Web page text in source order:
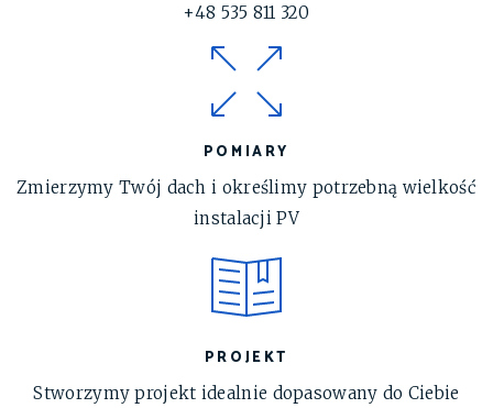
+48 535 811 320
POMIARY
Zmierzymy Twój dach i określimy potrzebną wielkość
instalacji PV
PROJEKT
Stworzymy projekt idealnie dopasowany do Ciebie